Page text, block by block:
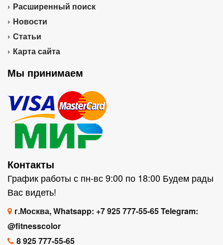
Расширенный поиск
Новости
Статьи
Карта сайта
Мы принимаем
Контакты
График работы с пн-вс 9:00 по 18:00 Будем рады
Вас видеть!
г.Москва, Whatsapp: +7 925 777-55-65 Telegram:
@fitnesscolor
8 925 777-55-65